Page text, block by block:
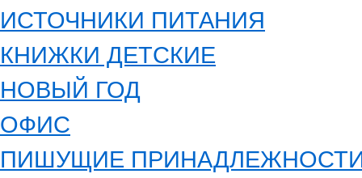
ИСТОЧНИКИ ПИТАНИЯ
КНИЖКИ ДЕТСКИЕ
НОВЫЙ ГОД
ОФИС
ПИШУЩИЕ